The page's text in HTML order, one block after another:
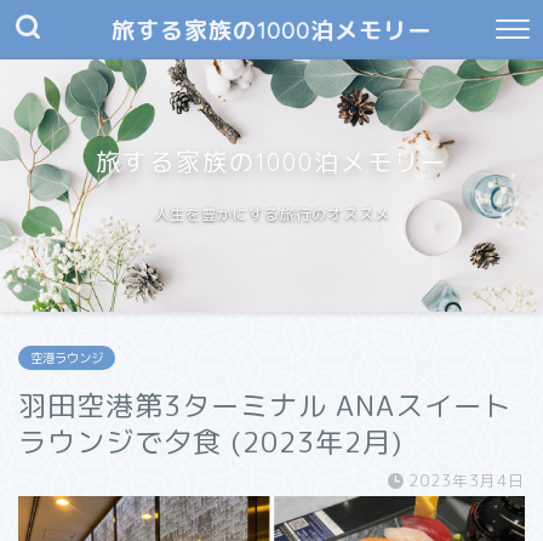
旅する家族の1000泊メモリー
旅する家族の1000泊メモリー
人生を豊かにする旅行のオススメ
空港ラウンジ
羽田空港第3ターミナル ANAスイート
ラウンジで夕食 (2023年2月)
2023年3月4日